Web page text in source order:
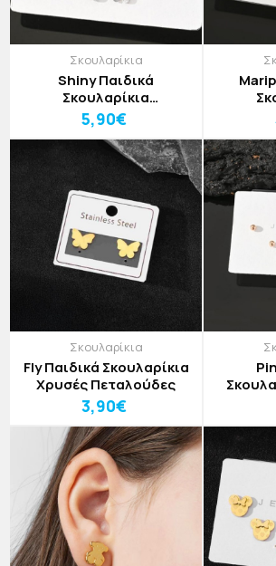
Σκουλαρίκια
Shiny Παιδικά
Σκουλαρίκια
Πεταλούδες Με
Ανάγλυφη Και
Γυαλιστερή Υφή 3
Σετάκια Ασημί
5,90€
Σκουλαρίκια
Fly Παιδικά Σκουλαρίκια
Χρυσές Πεταλούδες
3,90€